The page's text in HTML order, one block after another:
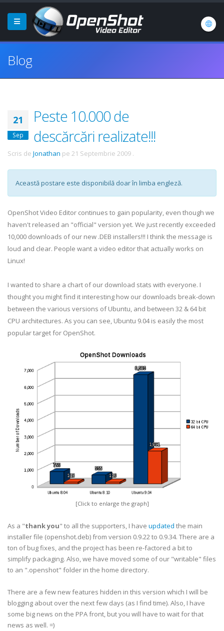
Blog
21
Sep
Peste 10.000 de
descărcări realizate!!!
Scris de Jonathan pe 21 Septembrie 2009 .
Această postare este disponibilă doar în limba engleză.
OpenShot Video Editor continues to gain popularity, even though we
haven't released an "official" version yet. We just recently exceeded
10,000 downloads of our new .DEB installers!!! I think the message is
loud and clear. People want a video editor that actually works on
Linux!
I wanted to share a chart of our download stats with everyone. I
thought you might find it interesting how our downloads break-down
between the various versions of Ubuntu, and between 32 & 64 bit
CPU architectures. As you can see, Ubuntu 9.04 is easily the most
popular target for OpenShot.
[Click to enlarge the graph]
As a "thank you" to all the supporters, I have updated the main
installer file (openshot.deb) from version 0.9.22 to 0.9.34. There are a
ton of bug fixes, and the project has been re-factored a bit to
simplify packaging. Also, we have moved some of our "writable" files
to an ".openshot" folder in the home directory.
There are a few new features hidden in this version which I will be
blogging about over the next few days (as I find time). Also, I have
some big news on the PPA front, but you will have to wait for that
news as well. =)